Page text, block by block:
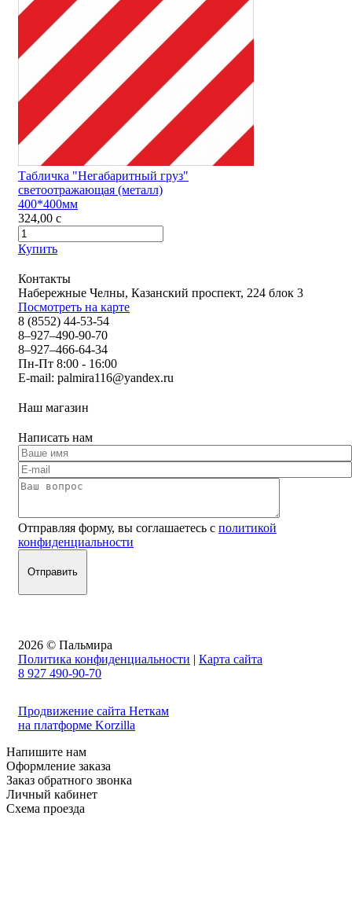
Табличка "Негабаритный груз"
светоотражающая (металл)
400*400мм
324,00 c
Купить
Контакты
Набережные Челны, Казанский проспект, 224 блок 3
Посмотреть на карте
8 (8552) 44-53-54
8–927–490-90-70
8–927–466-64-34
Пн-Пт 8:00 - 16:00
E-mail: palmira116@yandex.ru
Наш магазин
Написать нам
Отправляя форму, вы соглашаетесь с политикой
конфиденциальности
2026 © Пальмира
Политика конфиденциальности | Карта сайта
8 927 490-90-70
Продвижение сайта Неткам
на платформе Korzilla
Напишите нам
Оформление заказа
Заказ обратного звонка
Личный кабинет
Схема проезда